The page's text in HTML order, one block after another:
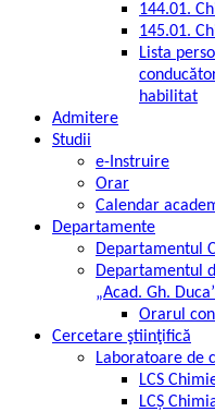
144.01.
145.01.
Lista
habilitat
Admitere
Studii
e-Instruire
Orar
Calendar
Departamente
Departamentul
Departamentul
„Acad. Gh.
Orarul
Cercetare ştiinţifică
Laboratoare de
LCS
LCȘ